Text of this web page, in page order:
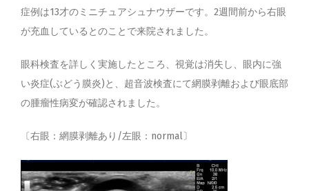
感染症・内分泌・全身性疾患
症例は13才のミニチュアシュナウザーです。2週間前から右眼
が充血しているとのことで来院されました。
眼科検査を詳しく実施したところ、視覚は消失し、眼内に強
い炎症(ぶどう膜炎)と、超音波検査にて網膜剥離および眼底部
の腫瘤性病変が確認されました。
〔右眼：網膜剥離あり/左眼：normal〕